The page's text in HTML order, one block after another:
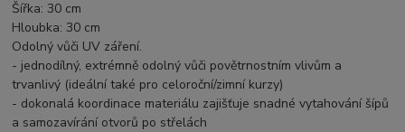
Šířka: 30 cm
Hloubka: 30 cm
Odolný vůči UV záření.
- jednodílný, extrémně odolný vůči povětrnostním vlivům a
trvanlivý (ideální také pro celoroční/zimní kurzy)
- dokonalá koordinace materiálu zajišťuje snadné vytahování šípů
a samozavírání otvorů po střelách